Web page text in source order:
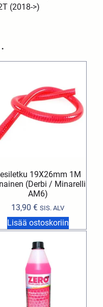
19X26mm 1M
(Derbi / Minarelli
AM6)
13,90€ SIS. ALV
Lisää ostoskoriin
(2018->)